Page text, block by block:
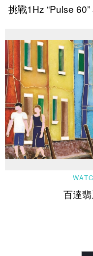
挑戰1Hz “Pulse
百達